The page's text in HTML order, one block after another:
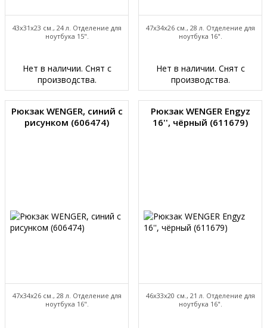
43х31x23 см., 24 л. Отделение для
ноутбука 15".
Нет в наличии. Снят с
производства.
47х34x26 см., 28 л. Отделение для
ноутбука 16".
Нет в наличии. Снят с
производства.
Рюкзак WENGER, синий с
рисунком (606474)
47х34x26 см., 28 л. Отделение для
ноутбука 16".
Рюкзак WENGER Engyz
16'', чёрный (611679)
46х33х20 см., 21 л. Отделение для
ноутбука 16".